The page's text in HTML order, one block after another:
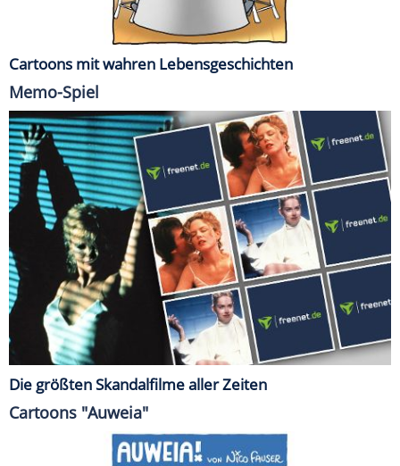
Cartoons mit wahren Lebensgeschichten
Memo-Spiel
Die größten Skandalfilme aller Zeiten
Cartoons "Auweia"